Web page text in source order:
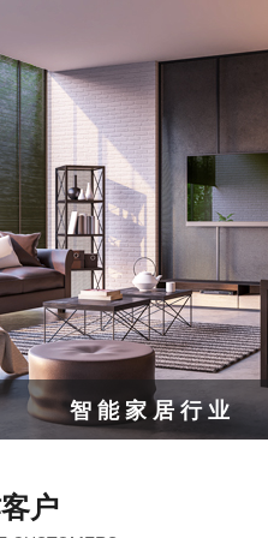
智能家居行业
户